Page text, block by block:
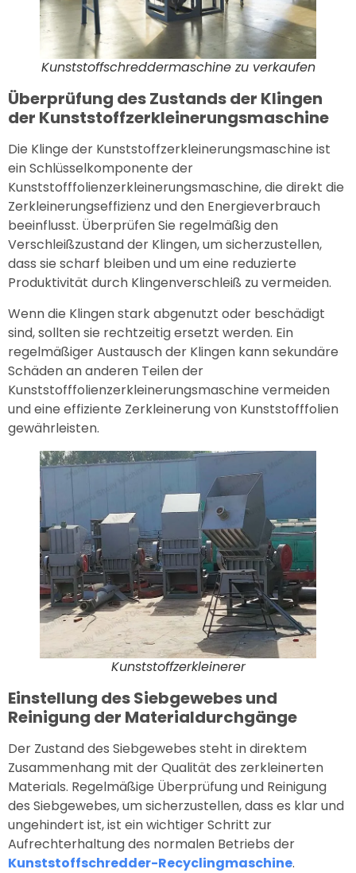
Kunststoffschreddermaschine zu verkaufen
Überprüfung des Zustands der Klingen
der Kunststoffzerkleinerungsmaschine
Die Klinge der Kunststoffzerkleinerungsmaschine ist
ein Schlüsselkomponente der
Kunststofffolienzerkleinerungsmaschine, die direkt die
Zerkleinerungseffizienz und den Energieverbrauch
beeinflusst. Überprüfen Sie regelmäßig den
Verschleißzustand der Klingen, um sicherzustellen,
dass sie scharf bleiben und um eine reduzierte
Produktivität durch Klingenverschleiß zu vermeiden.
Wenn die Klingen stark abgenutzt oder beschädigt
sind, sollten sie rechtzeitig ersetzt werden. Ein
regelmäßiger Austausch der Klingen kann sekundäre
Schäden an anderen Teilen der
Kunststofffolienzerkleinerungsmaschine vermeiden
und eine effiziente Zerkleinerung von Kunststofffolien
gewährleisten.
Kunststoffzerkleinerer
Einstellung des Siebgewebes und
Reinigung der Materialdurchgänge
Der Zustand des Siebgewebes steht in direktem
Zusammenhang mit der Qualität des zerkleinerten
Materials. Regelmäßige Überprüfung und Reinigung
des Siebgewebes, um sicherzustellen, dass es klar und
ungehindert ist, ist ein wichtiger Schritt zur
Aufrechterhaltung des normalen Betriebs der
Kunststoffschredder-Recyclingmaschine.